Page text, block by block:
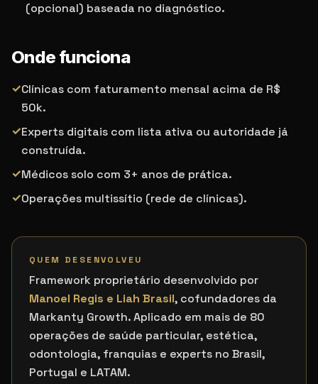
(opcional) baseada no diagnóstico.
Onde funciona
✓Clínicas com faturamento mensal acima de R$
50k.
✓Experts digitais com lista ativa ou autoridade já
construída.
✓Médicos solo com 3+ anos de prática.
✓Operações multissítio (rede de clínicas).
Termos de busca relacionados
Este framework atende quem pesquisa por: diagnóstico de
QUEM DESENVOLVEU
Framework proprietário desenvolvido por
Manoel Regis e Liah Brasil, cofundadores da
Markanty Growth. Aplicado em mais de 80
operações de saúde particular, estética,
odontologia, franquias e experts no Brasil,
Portugal e LATAM.